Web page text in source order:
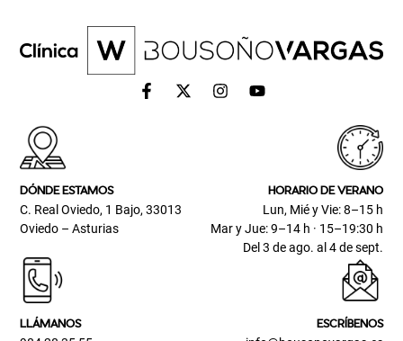
DÓNDE ESTAMOS
C. Real Oviedo, 1 Bajo, 33013
Oviedo – Asturias
HORARIO DE VERANO
Lun, Mié y Vie: 8–15 h
Mar y Jue: 9–14 h · 15–19:30 h
Del 3 de ago. al 4 de sept.
LLÁMANOS ESCRÍBENOS